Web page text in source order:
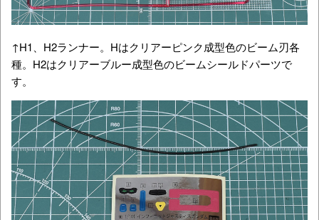
↑H1、H2ランナー。Hはクリアーピンク成型色のビーム刃各
種。H2はクリアーブルー成型色のビームシールドパーツで
す。